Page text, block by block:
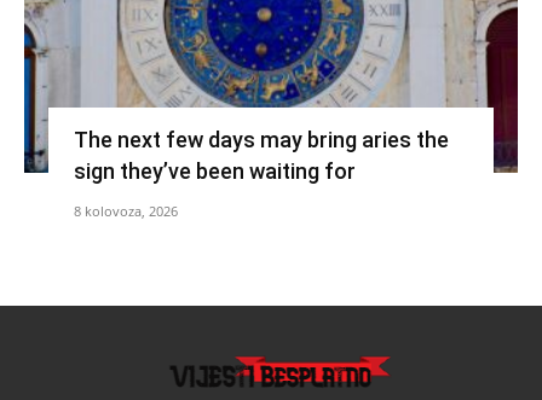
The next few days may bring aries the
sign they’ve been waiting for
8 kolovoza, 2026